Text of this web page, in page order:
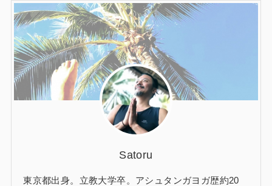
Satoru
東京都出身。立教大学卒。アシュタンガヨガ歴約20